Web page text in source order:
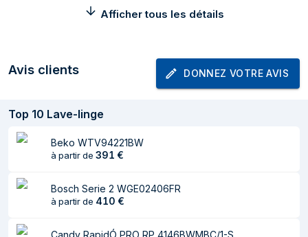
49 kWh
Consommation
Plage d’efficacité
énergétique
Consommation
lavage
0,49 kWh
Afficher tous les détails
Avis clients DONNEZ VOTRE AVIS
Top 10 Lave-linge
Beko WTV94221BW
à partir de 391 €
Bosch Serie 2 WGE02406FR
à partir de 410 €
Candy RapidÓ PRO RP 4146BWMBC/1-S